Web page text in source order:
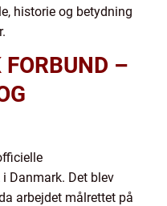
historie og betydning
–
Danmark. Det blev
arbejdet målrettet på